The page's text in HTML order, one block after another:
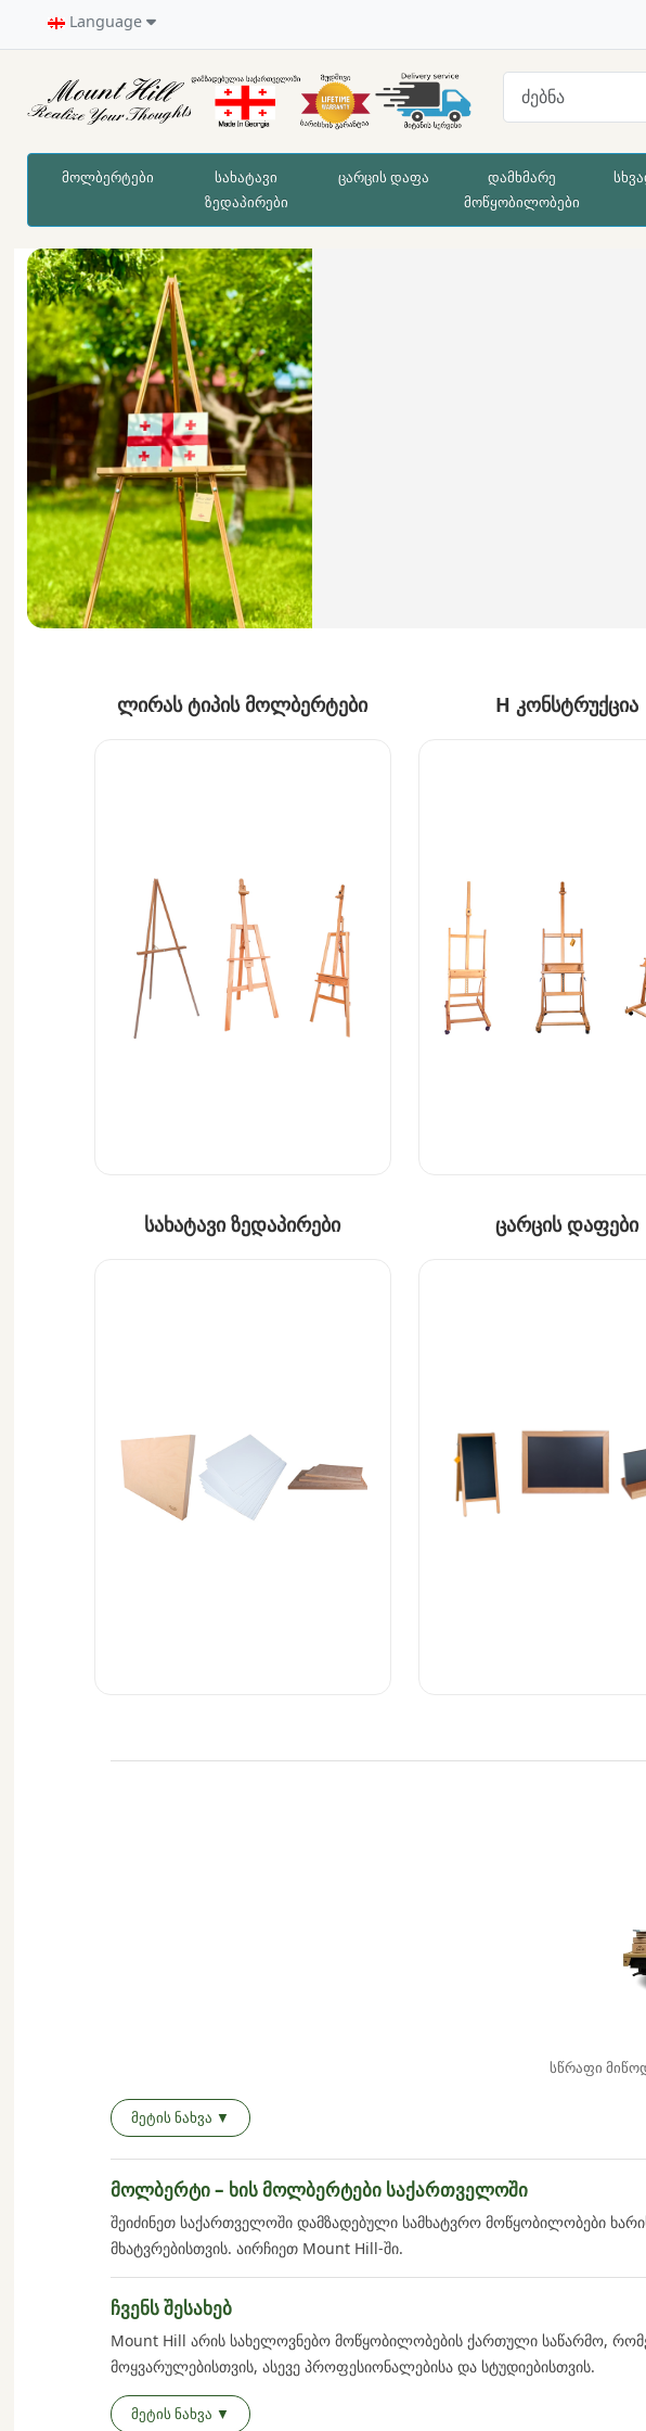
Language
მოლბერტები
სახატავი
ზედაპირები
ცარცის დაფა
დამხმარე
მოწყობილობები
ლირას ტიპის მოლბერტები H კონსტრუქცია
სახატავი ზედაპირები ცარცის დაფები
სწრაფი
• უფასო მიტანა 1-დან 5 დღეში (თბილისში)
• 10 ლარი გარანტირებულად მომდევნო დღეს (თბილისში)
მიტანის სრული პირობები
მეტის ნახვა ▼
მოლბერტი – ხის მოლბერტები საქართველოში
შეიძინეთ საქართველოში დამზადებული სამხატვრო მოწყობილობები
მხატვრებისთვის. აირჩიეთ Mount Hill-ში.
ჩვენს შესახებ
Mount Hill არის სახელოვნებო მოწყობილობების ქართული საწარმო,
მოყვარულებისთვის, ასევე პროფესიონალებისა და სტუდიებისთვის.
ნაწარმი გამოირჩევა მაღალი ტექნიკური მახასიათებლებით, სიმყარით,
ასორტიმენტი მომხმარებელს სთავაზობს ფართო არჩევანს, ხოლო
მეტის ნახვა ▼